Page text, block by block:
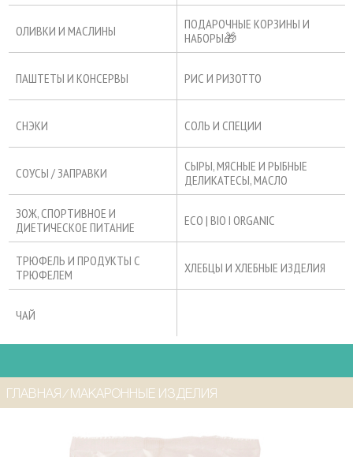
ОЛИВКИ И МАСЛИНЫ
ПОДАРОЧНЫЕ КОРЗИНЫ И
НАБОРЫ🎁
ПАШТЕТЫ И КОНСЕРВЫ РИС И РИЗОТТО
СНЭКИ СОЛЬ И СПЕЦИИ
СОУСЫ / ЗАПРАВКИ
СЫРЫ, МЯСНЫЕ И РЫБНЫЕ
ДЕЛИКАТЕСЫ, МАСЛО
ЗОЖ, СПОРТИВНОЕ И
ДИЕТИЧЕСКОЕ ПИТАНИЕ
ECO | BIO I ORGANIC
ТРЮФЕЛЬ И ПРОДУКТЫ С
ТРЮФЕЛЕМ
ХЛЕБЦЫ И ХЛЕБНЫЕ ИЗДЕЛИЯ
ЧАЙ
ГЛАВНАЯ ⁄ МАКАРОННЫЕ ИЗДЕЛИЯ